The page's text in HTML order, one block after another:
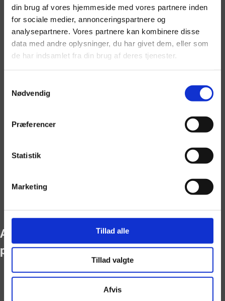
din brug af vores hjemmeside med vores partnere inden
for sociale medier, annonceringspartnere og
analysepartnere. Vores partnere kan kombinere disse
data med andre oplysninger, du har givet dem, eller som
de har indsamlet fra din brug af deres tjenester.
Nødvendig
Præferencer
Statistik
Marketing
Tillad alle
Tillad valgte
Afvis
Firmaarrangement
Pakkeløsninger
Sushi pige
Fræk/sød servering
Stripundervisning
Dobbeltshows
Referencer
Priser Privat
Kørselstillæg
Om os
Booking
Ann som minion til
polterabend